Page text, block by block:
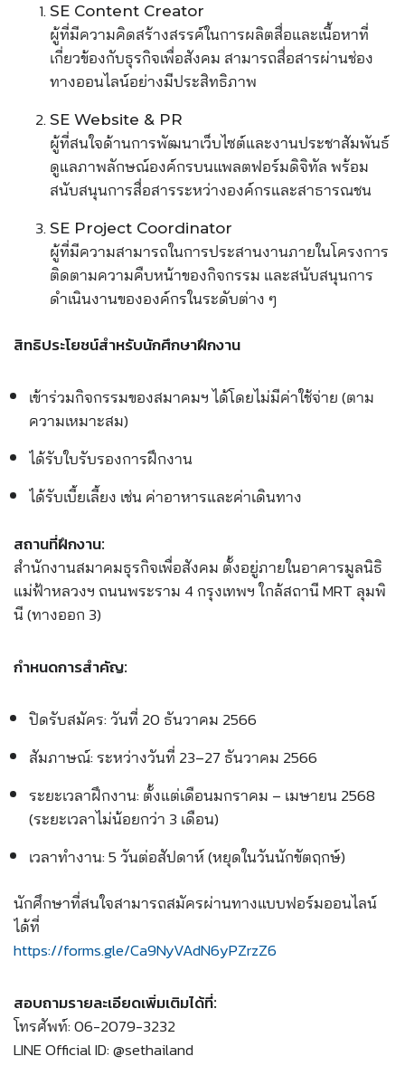
SE Content Creator
ผู้ที่มีความคิดสร้างสรรค์ในการผลิตสื่อและเนื้อหาที่
เกี่ยวข้องกับธุรกิจเพื่อสังคม สามารถสื่อสารผ่านช่อง
ทางออนไลน์อย่างมีประสิทธิภาพ
SE Website & PR
ผู้ที่สนใจด้านการพัฒนาเว็บไซต์และงานประชาสัมพันธ์
ดูแลภาพลักษณ์องค์กรบนแพลตฟอร์มดิจิทัล พร้อม
สนับสนุนการสื่อสารระหว่างองค์กรและสาธารณชน
SE Project Coordinator
ผู้ที่มีความสามารถในการประสานงานภายในโครงการ
ติดตามความคืบหน้าของกิจกรรม และสนับสนุนการ
ดำเนินงานขององค์กรในระดับต่าง ๆ
สิทธิประโยชน์สำหรับนักศึกษาฝึกงาน
เข้าร่วมกิจกรรมของสมาคมฯ ได้โดยไม่มีค่าใช้จ่าย (ตาม
ความเหมาะสม)
ได้รับใบรับรองการฝึกงาน
ได้รับเบี้ยเลี้ยง เช่น ค่าอาหารและค่าเดินทาง
สถานที่ฝึกงาน:
สำนักงานสมาคมธุรกิจเพื่อสังคม ตั้งอยู่ภายในอาคารมูลนิธิ
แม่ฟ้าหลวงฯ ถนนพระราม 4 กรุงเทพฯ ใกล้สถานี MRT ลุมพิ
นี (ทางออก 3)
กำหนดการสำคัญ:
ปิดรับสมัคร: วันที่ 20 ธันวาคม 2566
สัมภาษณ์: ระหว่างวันที่ 23–27 ธันวาคม 2566
ระยะเวลาฝึกงาน: ตั้งแต่เดือนมกราคม – เมษายน 2568
(ระยะเวลาไม่น้อยกว่า 3 เดือน)
เวลาทำงาน: 5 วันต่อสัปดาห์ (หยุดในวันนักขัตฤกษ์)
นักศึกษาที่สนใจสามารถสมัครผ่านทางแบบฟอร์มออนไลน์
ได้ที่
https://forms.gle/Ca9NyVAdN6yPZrzZ6
สอบถามรายละเอียดเพิ่มเติมได้ที่:
โทรศัพท์: 06-2079-3232
LINE Official ID: @sethailand